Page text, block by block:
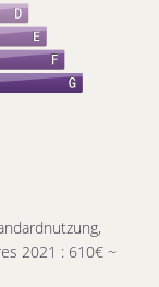
2021 : 610€ ~